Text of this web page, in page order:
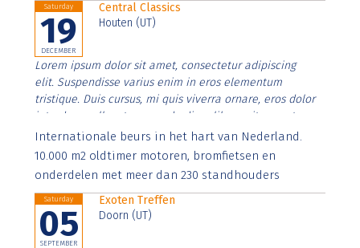
Saturday
19
DECEMBER
Central Classics
Houten (UT)
Lorem ipsum dolor sit amet, consectetur adipiscing
elit. Suspendisse varius enim in eros elementum
tristique. Duis cursus, mi quis viverra ornare, eros dolor
interdum nulla, ut commodo diam libero vitae erat.
Aenean faucibus nibh et justo cursus id rutrum lorem
imperdiet. Nunc ut sem vitae risus tristique posuere.
Internationale beurs in het hart van Nederland.
10.000 m2 oldtimer motoren, bromfietsen en
onderdelen met meer dan 230 standhouders
Saturday
05
SEPTEMBER
Exoten Treffen
Doorn (UT)